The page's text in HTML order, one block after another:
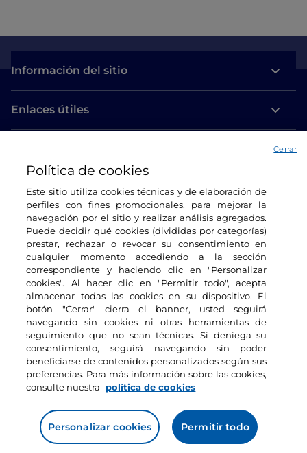
Información del sitio
Enlaces útiles
Estamos en contacto
Política de cookies
Este sitio utiliza cookies técnicas y de elaboración de
perfiles con fines promocionales, para mejorar la
navegación por el sitio y realizar análisis agregados.
Puede decidir qué cookies (divididas por categorías)
prestar, rechazar o revocar su consentimiento en
cualquier momento accediendo a la sección
correspondiente y haciendo clic en "Personalizar
cookies". Al hacer clic en "Permitir todo", acepta
almacenar todas las cookies en su dispositivo. El
botón "Cerrar" cierra el banner, usted seguirá
navegando sin cookies ni otras herramientas de
seguimiento que no sean técnicas. Si deniega su
consentimiento, seguirá navegando sin poder
beneficiarse de contenidos personalizados según sus
preferencias. Para más información sobre las cookies,
consulte nuestra
política de cookies
Personalizar cookies Permitir todo
Cerrar